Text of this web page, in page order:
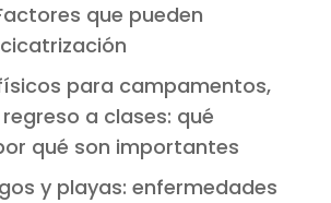
que pueden
para campamentos,
a clases: qué
qué son importantes
y playas: enfermedades